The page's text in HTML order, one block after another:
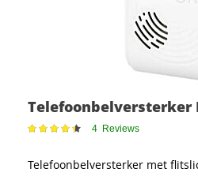
Telefoonbelversterker
Waardering:4 Reviews
Telefoonbelversterker met